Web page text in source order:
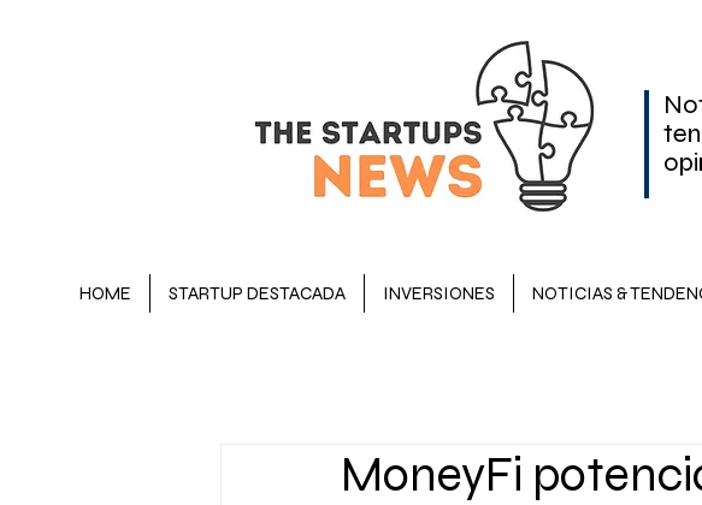
HOME STARTUP DESTACADA INVERSIONES NOTICIAS &
EJECUTIVOS LATAM
MoneyFi